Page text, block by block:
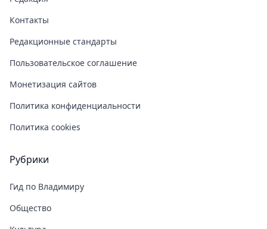
Контакты
Редакционные стандарты
Пользовательское соглашение
Монетизация сайтов
Политика конфиденциальности
Политика cookies
Рубрики
Гид по Владимиру
Общество